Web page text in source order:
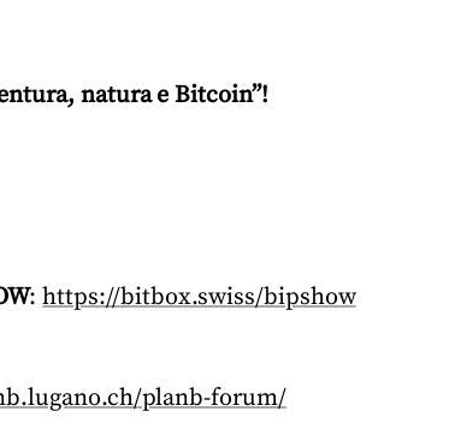
natura e Bitcoin”!
:https://bitbox.swiss/bipshow
planb-forum/